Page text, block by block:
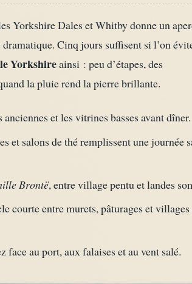
Yorkshire Dales et Whitby donne un
Cinq jours suffisent si l’on
Yorkshireainsi : peu d’étapes, des
la pluie rend la pierre brillante.
et les vitrines basses avant dîner.
et salons de thé remplissent une journée
Brontë, entre village pentu et landes
courte entre murets, pâturages et
au port, aux falaises et au vent salé.